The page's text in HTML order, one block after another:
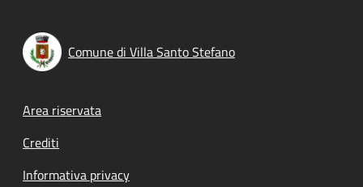
Comune di Villa Santo Stefano
Footer menu
Area riservata
Crediti
Informativa privacy